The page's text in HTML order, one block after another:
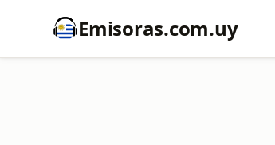
Emisoras.com.uy